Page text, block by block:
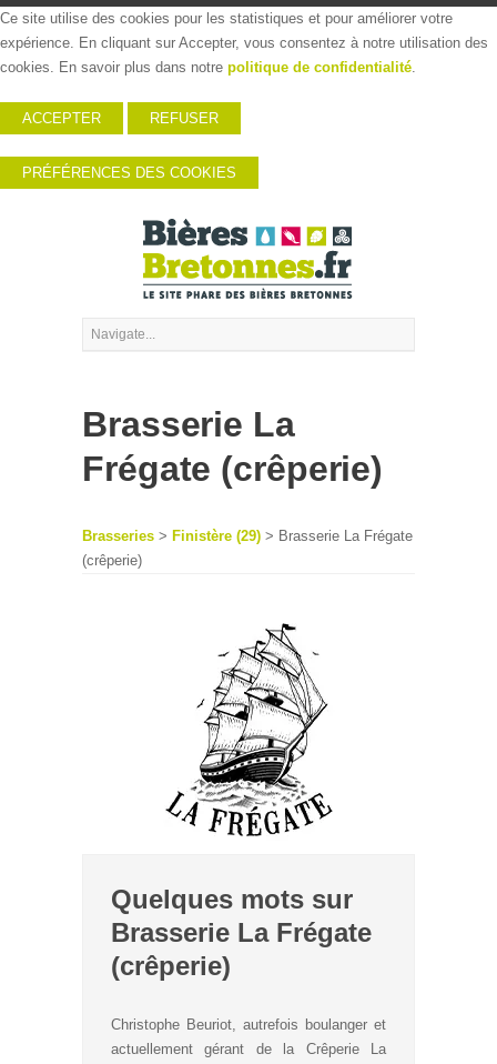
Ce site utilise des cookies pour les statistiques et pour améliorer votre
expérience. En cliquant sur Accepter, vous consentez à notre utilisation des
cookies. En savoir plus dans notre politique de confidentialité.
ACCEPTER REFUSER
PRÉFÉRENCES DES COOKIES
Brasserie La
Frégate (crêperie)
Brasseries > Finistère (29) > Brasserie La Frégate
(crêperie)
Quelques mots sur
Brasserie La Frégate
(crêperie)
Christophe Beuriot, autrefois boulanger et
actuellement gérant de la Crêperie La